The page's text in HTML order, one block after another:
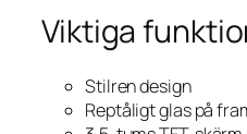
Viktiga
Stilren design
Reptåligt glas på